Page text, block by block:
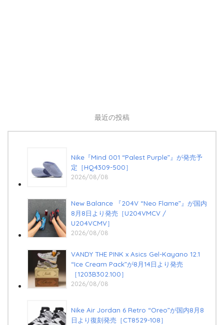
最近の投稿
Nike『Mind 001 “Palest Purple”』が発売予
定［HQ4309-500］
2026/08/08
New Balance 『204V “Neo Flame”』が国内
8月8日より発売［U204VMCV /
U204VCMV］
2026/08/08
VANDY THE PINK x Asics Gel-Kayano 12.1
“Ice Cream Pack”が8月14日より発売
［1203B302.100］
2026/08/08
Nike Air Jordan 6 Retro “Oreo”が国内8月8
日より復刻発売［CT8529-108］